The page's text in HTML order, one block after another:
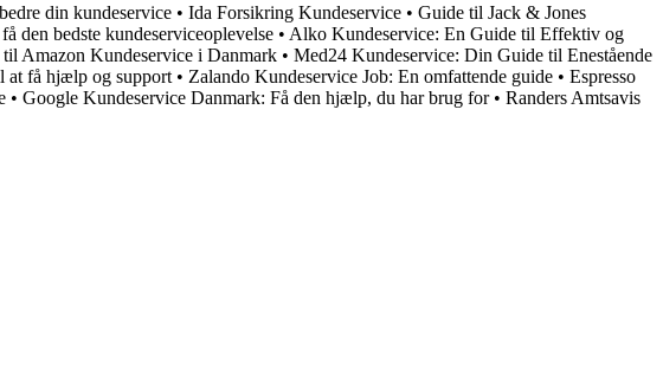
din kundeservice • Ida Forsikring Kundeservice • Guide til Jack & Jones
den bedste kundeserviceoplevelse • Alko Kundeservice: En Guide til Effektiv og
Amazon Kundeservice i Danmark • Med24 Kundeservice: Din Guide til Enestående
at få hjælp og support • Zalando Kundeservice Job: En omfattende guide • Espresso
• Google Kundeservice Danmark: Få den hjælp, du har brug for• Randers Amtsavis